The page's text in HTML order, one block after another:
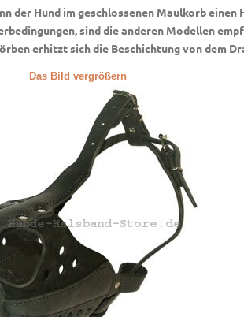
der Hund im geschlossenen Maulkorb einen
sind die anderen Modellen
erhitzt sich die Beschichtung von dem
Das Bild vergrößern